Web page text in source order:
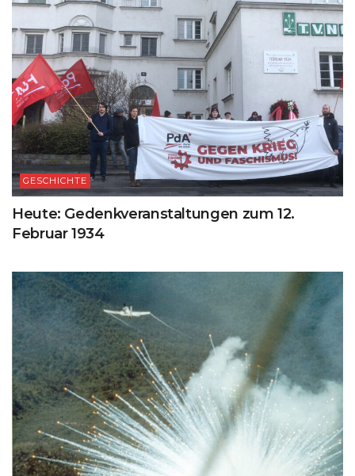
GESCHICHTE
Heute: Gedenkveranstaltungen zum 12.
Februar 1934